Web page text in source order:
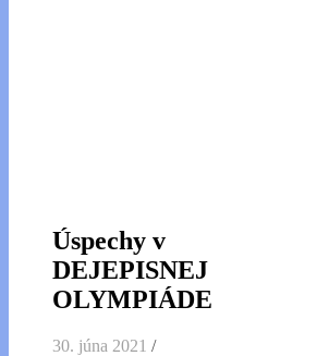
Úspechy v
DEJEPISNEJ
OLYMPIÁDE
30. júna 2021 /